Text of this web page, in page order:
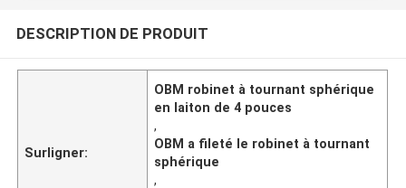
DESCRIPTION DE PRODUIT
Surligner:
OBM robinet à tournant sphérique
en laiton de 4 pouces
,
OBM a fileté le robinet à tournant
sphérique
,